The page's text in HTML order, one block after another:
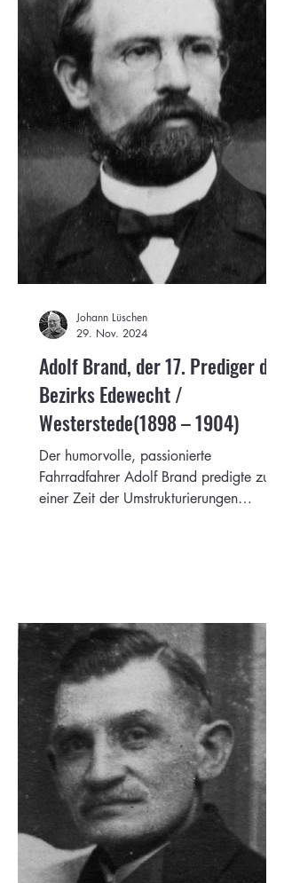
Adolf Brand, der 17. Prediger des
Bezirks Edewecht /
Westerstede(1898 – 1904)
Der humorvolle, passionierte
Fahrradfahrer Adolf Brand predigte zu
einer Zeit der Umstrukturierungen
Johann Lüschen
29. Nov. 2024